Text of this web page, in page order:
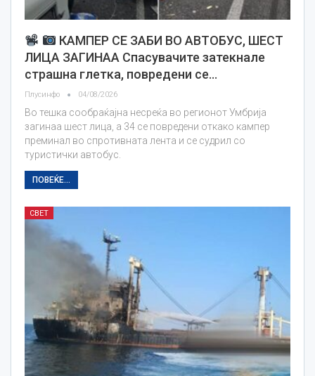
КАМПЕР СЕ ЗАБИ ВО АВТОБУС, ШЕСТ
ЛИЦА ЗАГИНАА Спасувачите затекнале
страшна глетка, повредени се…
Плусинфо 04/08/2026
Во тешка сообраќајна несреќа во регионот Умбрија
загинаа шест лица, а 34 се повредени откако кампер
преминал во спротивната лента и се судрил со
туристички автобус.
ПОВЕЌЕ...
СВЕТ